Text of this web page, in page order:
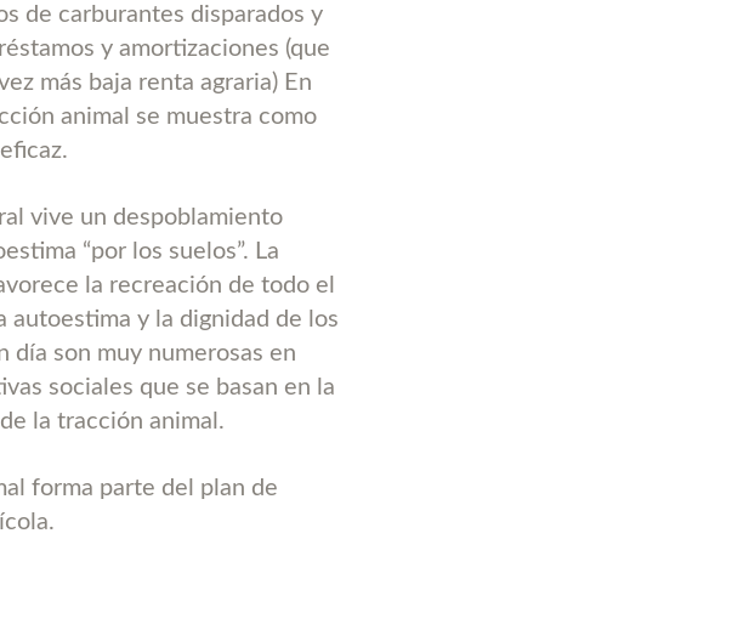
de carburantes disparados y
y amortizaciones (que
más baja renta agraria) En
animal se muestra como
vive un despoblamiento
“por los suelos”. La
la recreación de todo el
autoestima y la dignidad de los
día son muy numerosas en
sociales que se basan en la
la tracción animal.
forma parte del plan de